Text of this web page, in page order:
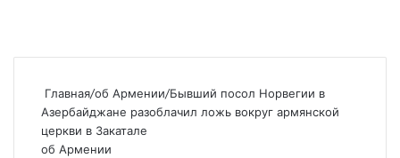
Главная/об Армении/Бывший посол Норвегии в
Азербайджане разоблачил ложь вокруг армянской
церкви в Закатале
об Армении